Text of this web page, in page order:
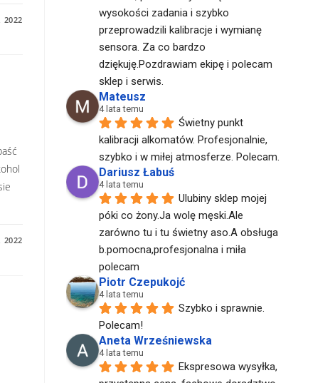
2022
2022
wysokości zadania i szybko
przeprowadzili kalibracje i wymianę
sensora. Za co bardzo
dziękuję.Pozdrawiam ekipę i polecam
sklep i serwis.
Mateusz
4 lata temu
Świetny punkt
kalibracji alkomatów. Profesjonalnie,
szybko i w miłej atmosferze. Polecam.
Dariusz Łabuś
4 lata temu
Ulubiny sklep mojej
póki co żony.Ja wolę męski.Ale
zarówno tu i tu świetny aso.A obsługa
b.pomocna,profesjonalna i miła
polecam
Piotr Czepukojć
4 lata temu
Szybko i sprawnie.
Polecam!
Aneta Wrześniewska
4 lata temu
Ekspresowa wysyłka,